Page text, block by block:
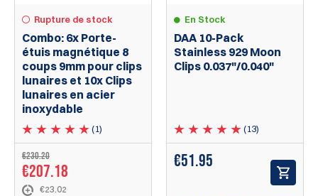
Rupture de stock
Combo: 6x Porte-
étuis magnétique 8
coups 9mm pour clips
lunaires et 10x Clips
lunaires en acier
inoxydable
(1)
€230.20
€207.18
€23.02
En Stock
DAA 10-Pack
Stainless 929 Moon
Clips 0.037"/0.040"
(13)
€51.95